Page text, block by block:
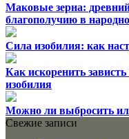
Маковые зерна:
благополучию в
Сила изобилия: как
Как искоренить
изобилия
Можно ли выбросить
Свежие записи